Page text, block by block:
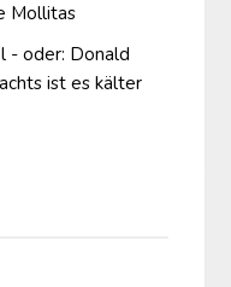
Mollitas
- oder: Donald
ist es kälter